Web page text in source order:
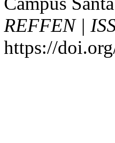
REFFEN |
https://